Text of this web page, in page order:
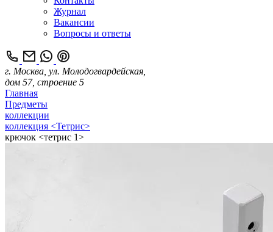
Журнал
Вакансии
Вопросы и ответы
г. Москва, ул. Молодогвардейская,
дом 57, строение 5
Главная
Предметы
коллекции
коллекция <Тетрис>
крючок <тетрис 1>